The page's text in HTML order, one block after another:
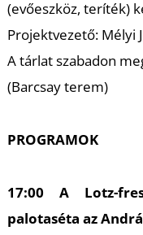
(evőeszköz, teríték)
Projektvezető: Mélyi
A tárlat szabadon
(Barcsay terem)
PROGRAMOK
17:00 A Lotz-
palotaséta az